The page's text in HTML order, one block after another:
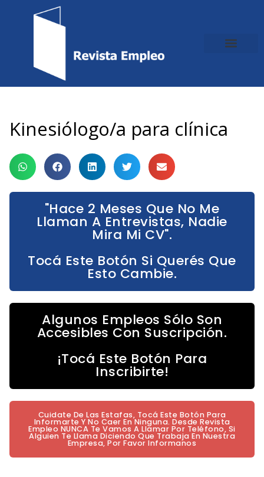
Kinesiólogo/a para clínica
"Hace 2 Meses Que No Me
Llaman A Entrevistas, Nadie
Mira Mi CV".
Tocá Este Botón Si Querés Que
Esto Cambie.
Algunos Empleos Sólo Son
Accesibles Con Suscripción.
¡Tocá Este Botón Para
Inscribirte!
Cuidate De Las Estafas, Tocá Este Botón Para
Informarte Y No Caer En Ninguna. Desde Revista
Empleo NUNCA Te Vamos A Llamar Por Teléfono, Si
Alguien Te Llama Diciendo Que Trabaja En Nuestra
Empresa, Por Favor Informanos